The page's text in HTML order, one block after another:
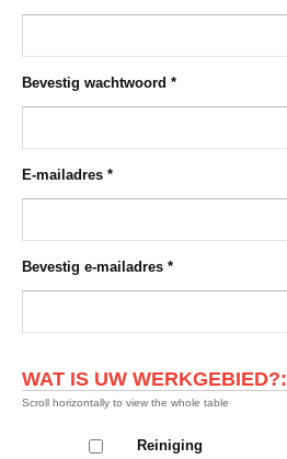
Bevestig wachtwoord *
E-mailadres *
Bevestig e-mailadres *
WAT IS UW WERKGEBIED?:
Reiniging